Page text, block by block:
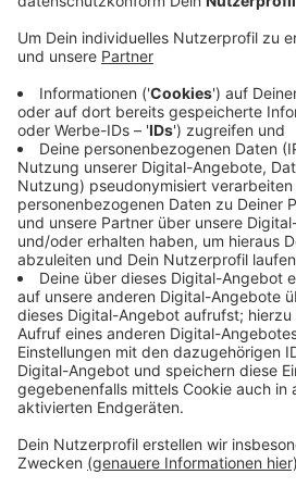
Abstimmung läuft ab sofort
Anzeige
Gronau, Isselburg-Anholt und
Hilfe. Sie gehören zu den 74
vorgeschlagen wurden. Das Land
Medien unter dem Hashtag
um Vorschläge gebeten. Jetzt
Sowohl Gronau, Isselburg Anholt
bewerben sich mit ihren
Hier könnt ihr für die
Anzeige